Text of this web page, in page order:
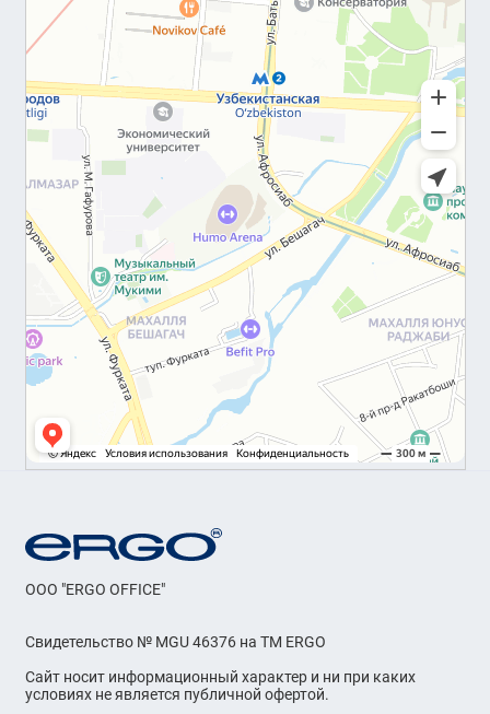
OOO "ERGO OFFICE"
Свидетельство № MGU 46376 на ТМ ERGO
Сайт носит информационный характер и ни при каких
условиях не является публичной офертой.